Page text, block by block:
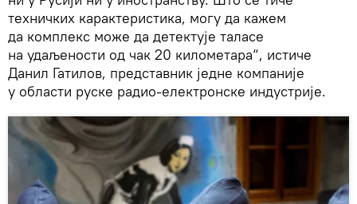
техничких карактеристика, могу да кажем
да комплекс може да детектује таласе
на удаљености од чак 20 километара“, истиче
Данил Гатилов, представник једне компаније
у области руске радио-електронске индустрије.